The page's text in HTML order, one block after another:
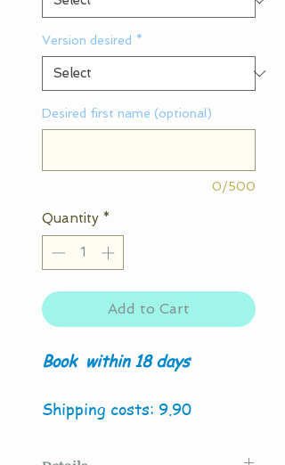
Version desired *
Desired first name (optional)
0/500
Quantity *
Add to Cart
Book within 18 days
Shipping costs: 9.90